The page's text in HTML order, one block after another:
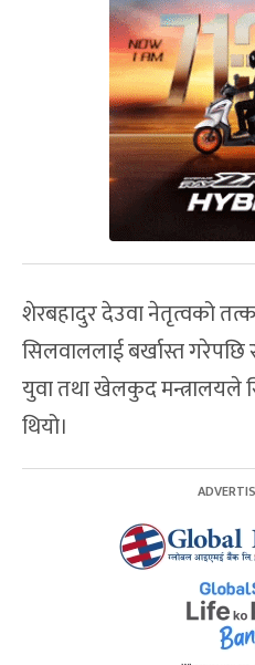
शेरबहादुर देउवा नेतृत्वको
सिलवाललाई बर्खास्त
युवा तथा खेलकुद मन्त्रालयले
थियो।